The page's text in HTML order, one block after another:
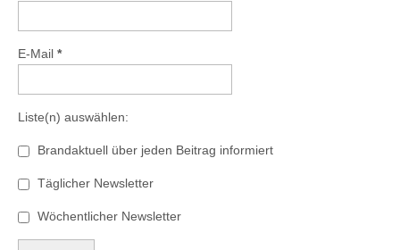
E-Mail *
Liste(n) auswählen:
Brandaktuell über jeden Beitrag informiert
Täglicher Newsletter
Wöchentlicher Newsletter